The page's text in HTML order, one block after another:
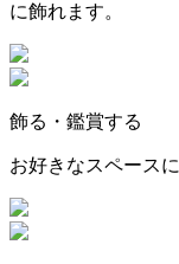
に飾れます。
飾る・鑑賞する
お好きなスペース